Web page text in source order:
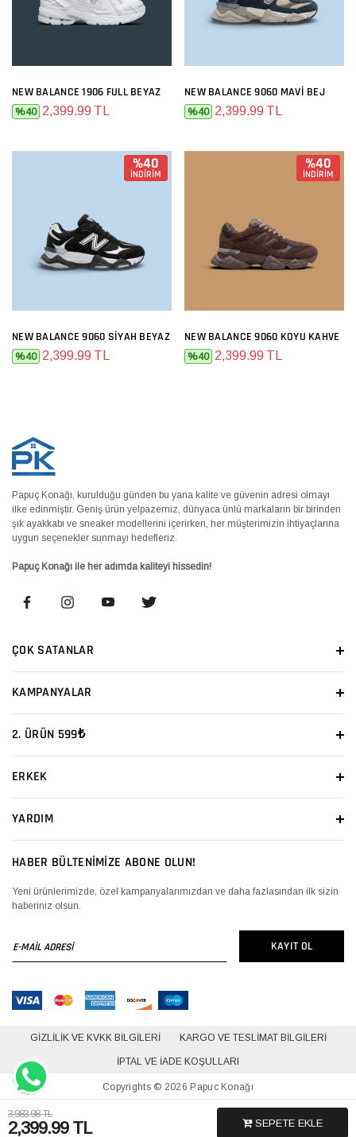
3,983.98 TL
2,399.99TL SEPETE EKLE
NEW BALANCE 1906 FULL BEYAZ
%40 2,399.99 TL
NEW BALANCE 9060 MAVI BEJ
%40 2,399.99 TL
%40
İNDİRİM
NEW BALANCE 9060 SIYAH BEYAZ
%40 2,399.99 TL
%40
İNDİRİM
NEW BALANCE 9060 KOYU KAHVE
%40 2,399.99 TL
Papuç Konağı, kurulduğu günden bu yana kalite ve güvenin adresi olmayı
ilke edinmiştir. Geniş ürün yelpazemiz, dünyaca ünlü markaların bir birinden
şık ayakkabı ve sneaker modellerini içerirken, her müşterimizin ihtiyaçlarına
uygun seçenekler sunmayı hedefleriz.
Papuç Konağı ile her adımda kaliteyi hissedin!
ÇOK SATANLAR
KAMPANYALAR
2. ÜRÜN 599₺
ERKEK
YARDIM
HABER BÜLTENİMİZE ABONE OLUN!
Yeni ürünlerimizde, özel kampanyalarımızdan ve daha fazlasından ilk sizin
haberiniz olsun.
MAİL
KAYIT OL
GIZLILIK VE KVKK BILGILERI KARGO VE TESLIMAT BILGILERI
İPTAL VE İADE KOŞULLARI
Copyrights © 2026 Papuc Konağı
Geliştir - powered by innovation